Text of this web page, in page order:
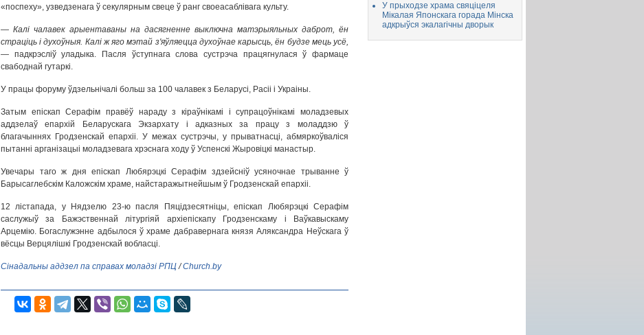
«поспеху», узведзенага ў секулярным свеце ў ранг своеасаблівага культу.
— Калі чалавек арыентаваны на дасягненне выключна матэрыяльных даброт, ён
страціць і духоўныя. Калі ж яго мэтай з'яўляецца духоўнае карысць, ён будзе мець усё,
― падкрэсліў уладыка. Пасля ўступнага слова сустрэча працягнулася ў фармаце
свабоднай гутаркі.
У працы форуму ўдзельнічалі больш за 100 чалавек з Беларусі, Расіі і Украіны.
Затым епіскап Серафім правёў нараду з кіраўнікамі і супрацоўнікамі моладзевых
аддзелаў епархій Беларускага Экзархату і адказных за працу з моладдзю ў
благачыннях Гродзенскай епархіі. У межах сустрэчы, у прыватнасці, абмяркоўваліся
пытанні арганізацыі моладзевага хрэснага ходу ў Успенскі Жыровіцкі манастыр.
Увечары таго ж дня епіскап Любярэцкі Серафім здзейсніў усяночнае трыванне ў
Барысаглебскім Каложскім храме, найстаражытнейшым ў Гродзенскай епархіі.
12 лістапада, у Нядзелю 23-ю пасля Пяцідзесятніцы, епіскап Любярэцкі Серафім
саслужыў за Бажэственнай літургіяй архіепіскапу Гродзенскаму і Ваўкавыскаму
Арцемію. Богаслужэнне адбылося ў храме дабравернага князя Аляксандра Неўскага ў
вёсцы Верцялішкі Гродзенскай вобласці.
Сінадальны аддзел па справах моладзі РПЦ/Church.by
У прыходзе храма свяціцеля
Мікалая Японскага горада Мінска
адкрыўся экалагічны дворык